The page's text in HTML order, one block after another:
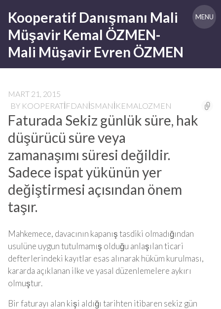
content
Kooperatif Danışmanı Mali
Müşavir Kemal ÖZMEN-
Mali Müşavir Evren ÖZMEN
MENU
MART 21, 2015
BY KOOPERATIFDANISMANIKEMALOZMEN
Faturada Sekiz günlük süre, hak
düşürücü süre veya
zamanaşımı süresi değildir.
Sadece ispat yükünün yer
değiştirmesi açısından önem
taşır.
Mahkemece, davacının kapanış tasdiki olmadığından
usulüne uygun tutulmamış olduğu anlaşılan ticari
defterlerindeki kayıtlar esas alınarak hüküm kurulması,
kararda açıklanan ilke ve yasal düzenlemelere aykırı
olmuştur.
Bir faturayı alan kişi aldığı tarihten itibaren sekiz gün